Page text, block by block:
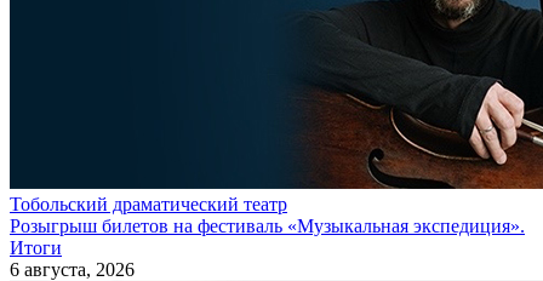
Тобольский драматический театр
Розыгрыш билетов на фестиваль «Музыкальная экспедиция».
Итоги
6 августа, 2026